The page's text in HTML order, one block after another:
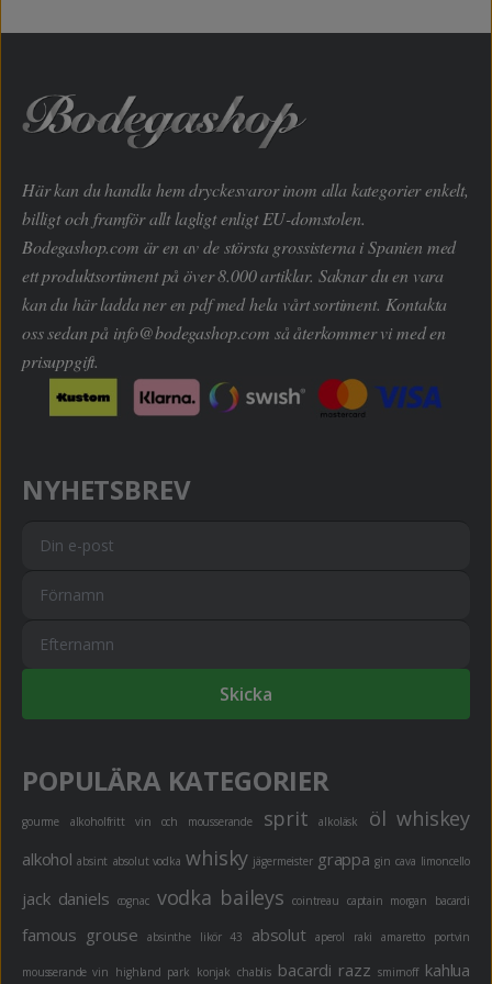
Här kan du handla hem dryckesvaror inom alla kategorier enkelt,
billigt och framför allt lagligt enligt EU-domstolen.
Bodegashop.com är en av de största grossisterna i Spanien med
ett produktsortiment på över 8.000 artiklar. Saknar du en vara
kan du här ladda ner en pdf med hela vårt sortiment. Kontakta
oss sedan på info@bodegashop.com så återkommer vi med en
prisuppgift.
NYHETSBREV
Skicka
POPULÄRA KATEGORIER
gourme alkoholfritt vin och mousserande sprit alkoläsk öl whiskey
alkohol absint absolut vodka whisky jägermeister grappa gin cava limoncello
jack daniels cognac vodka baileys cointreau captain morgan bacardi
famous grouse absinthe likör 43 absolut aperol raki amaretto portvin
mousserande vin highland park konjak chablis bacardi razz smirnoff kahlua